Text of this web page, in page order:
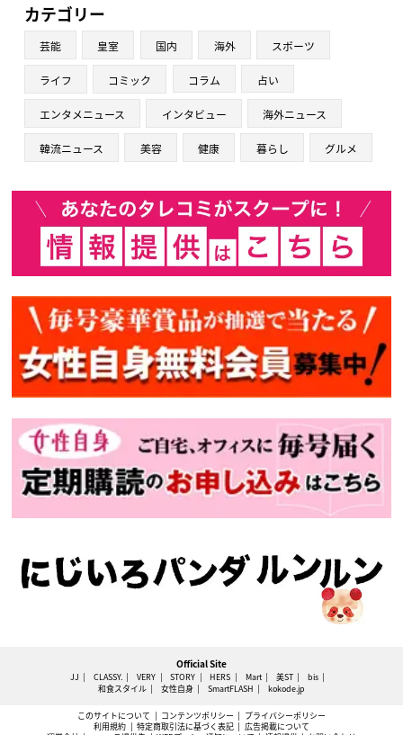
カテゴリー
芸能 皇室 国内 海外 スポーツ
ライフ コミック コラム 占い
エンタメニュース インタビュー 海外ニュース
韓流ニュース 美容 健康 暮らし グルメ
Official Site
JJ CLASSY. VERY STORY HERS Mart 美ST
bis
和食スタイル
女性自身 SmartFLASH kokode.jp
このサイトについて コンテンツポリシー
プライバシーポリシー
利用規約
特定商取引法に基づく表記
広告掲載について